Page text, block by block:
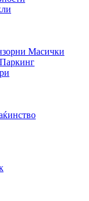
Масички